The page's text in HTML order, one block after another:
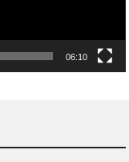
06:10